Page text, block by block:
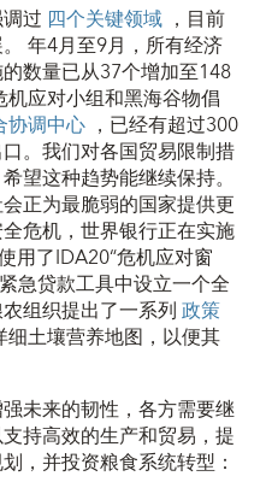
过 四个关键领域 ，目前
年4月至9月，所有经济
数量已从37个增加至148
应对小组和黑海谷物倡
协调中心 ，已经有超过300
。我们对各国贸易限制措
望这种趋势能继续保持。
正为最脆弱的国家提供更
危机，世界银行正在实施
用了IDA20“危机应对窗
急贷款工具中设立一个全
组织提出了一系列政策
细土壤营养地图，以便其
未来的韧性，各方需要继
持高效的生产和贸易，提
，并投资粮食系统转型：